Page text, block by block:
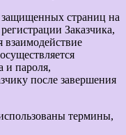
страниц на
Заказчика,
взаимодействие
и пароля,
после завершения
термины,